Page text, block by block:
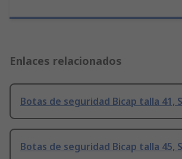
Enlaces relacionados
Botas de seguridad Bicap talla 41,
Botas de seguridad Bicap talla 45,